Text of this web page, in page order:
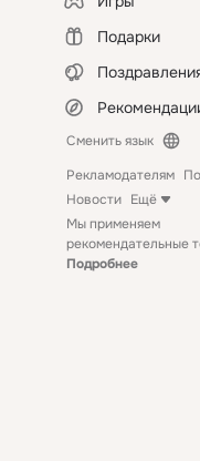
Подарки
Сменить язык
Рекламодателям
Новости Ещё
Мы применяем
рекомендательные
Подробнее